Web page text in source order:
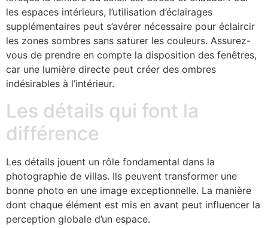
les espaces intérieurs, l’utilisation d’éclairages
supplémentaires peut s’avérer nécessaire pour éclaircir
les zones sombres sans saturer les couleurs. Assurez-
vous de prendre en compte la disposition des fenêtres,
car une lumière directe peut créer des ombres
indésirables à l’intérieur.
Les détails qui font la
différence
Les détails jouent un rôle fondamental dans la
photographie de villas. Ils peuvent transformer une
bonne photo en une image exceptionnelle. La manière
dont chaque élément est mis en avant peut influencer la
perception globale d’un espace.